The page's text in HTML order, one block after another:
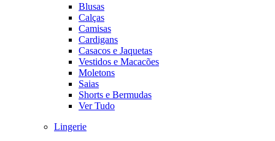
Blusas
Calças
Camisas
Cardigans
Casacos e Jaquetas
Vestidos e Macacões
Moletons
Saias
Shorts e Bermudas
Ver Tudo
Lingerie